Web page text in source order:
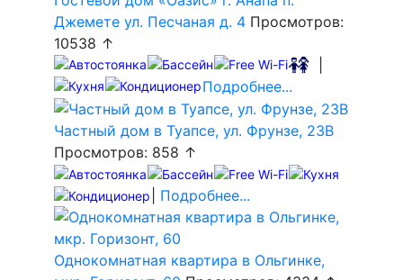
Джемете ул. Песчаная д. 4 Просмотров:
10538 ↑
Подробнее...
Частный дом в Туапсе, ул. Фрунзе, 23В
Просмотров: 858 ↑
Подробнее...
Однокомнатная квартира в Ольгинке,